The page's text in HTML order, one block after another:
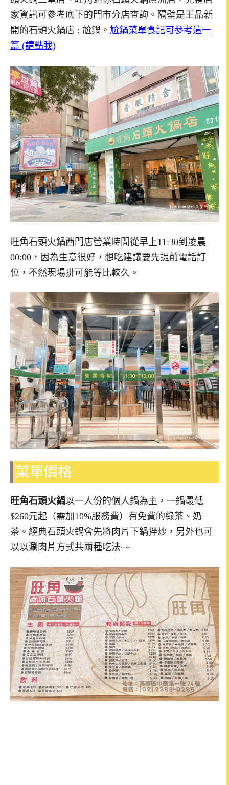
家資訊可參考底下的門市分店查詢。隔壁是王品新
開的石頭火鍋店 : 尬鍋。 尬鍋菜單食記可參考這一
篇 (請點我)
旺角石頭火鍋西門店營業時間從早上11:30到凌晨
00:00，因為生意很好，想吃建議要先提前電話訂
位，不然現場排可能等比較久。
菜單價格
旺角石頭火鍋以一人份的個人鍋為主，一鍋最低
$260元起（需加10%服務費）有免費的綠茶、奶
茶。經典石頭火鍋會先將肉片下鍋拌炒，另外也可
以以涮肉片方式共兩種吃法~~